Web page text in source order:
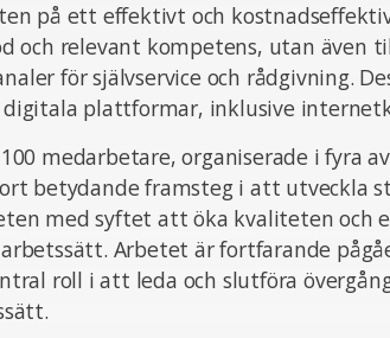
på ett effektivt och
och relevant kompetens, utan även
för självservice och rådgivning.
digitala plattformar, inklusive
medarbetare, organiserade i fyra
betydande framsteg i att utveckla
med syftet att öka kvaliteten och
Arbetet är fortfarande
roll i att leda och slutföra